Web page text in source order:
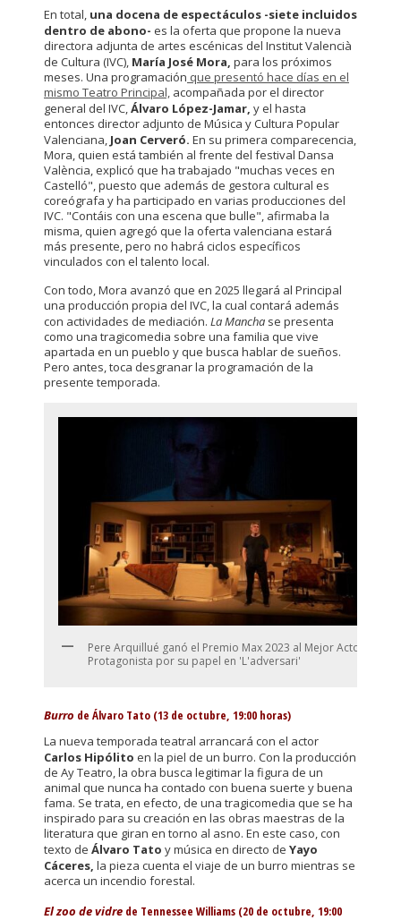
En total, una docena de espectáculos -siete incluidos
dentro de abono- es la oferta que propone la nueva
directora adjunta de artes escénicas del Institut Valencià
de Cultura (IVC), María José Mora, para los próximos
meses. Una programación que presentó hace días en el
mismo Teatro Principal, acompañada por el director
general del IVC,Álvaro López-Jamar, y el hasta
entonces director adjunto de Música y Cultura Popular
Valenciana, Joan Cerveró. En su primera comparecencia,
Mora, quien está también al frente del festival Dansa
València, explicó que ha trabajado "muchas veces en
Castelló", puesto que además de gestora cultural es
coreógrafa y ha participado en varias producciones del
IVC. "Contáis con una escena que bulle", afirmaba la
misma, quien agregó que la oferta valenciana estará
más presente, pero no habrá ciclos específicos
vinculados con el talento local.
Con todo, Mora avanzó que en 2025 llegará al Principal
una producción propia del IVC, la cual contará además
con actividades de mediación. La Mancha se presenta
como una tragicomedia sobre una familia que vive
apartada en un pueblo y que busca hablar de sueños.
Pero antes, toca desgranar la programación de la
presente temporada.
Pere Arquillué ganó el Premio Max 2023 al Mejor Actor
Protagonista por su papel en 'L'adversari'
Burro de Álvaro Tato (13 de octubre, 19:00 horas)
La nueva temporada teatral arrancará con el actor
Carlos Hipólito en la piel de un burro. Con la producción
de Ay Teatro, la obra busca legitimar la figura de un
animal que nunca ha contado con buena suerte y buena
fama. Se trata, en efecto, de una tragicomedia que se ha
inspirado para su creación en las obras maestras de la
literatura que giran en torno al asno. En este caso, con
texto de Álvaro Tato y música en directo de Yayo
Cáceres, la pieza cuenta el viaje de un burro mientras se
acerca un incendio forestal.
El zoo de vidre de Tennessee Williams (20 de octubre, 19:00